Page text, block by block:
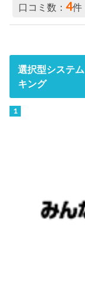
口コミ数：4件
選択型システ
キング